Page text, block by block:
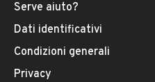
Serve aiuto?
Dati identificativi
Condizioni generali
Privacy